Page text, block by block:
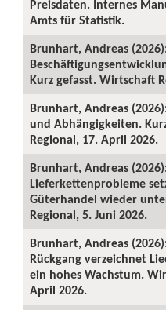
Preisdaten. Internes
Amts für Statistik.
Brunhart, Andreas
Kurz gefasst. Wirtschaft
Brunhart, Andreas
und Abhängigkeiten.
Regional, 17. April 2026.
Brunhart, Andreas
Lieferkettenprobleme
Güterhandel wieder
Regional, 5. Juni 2026.
Brunhart, Andreas
Rückgang verzeichnet
ein hohes Wachstum.
April 2026.